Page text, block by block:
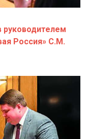
руководителем
Россия» С.М.